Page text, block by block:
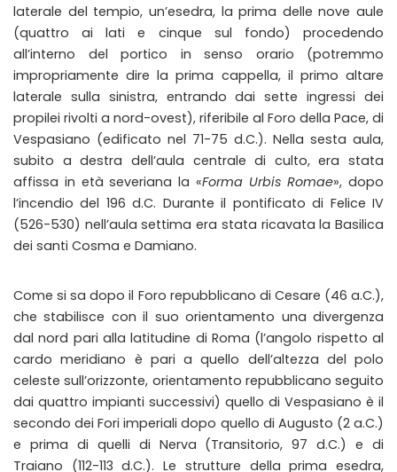
laterale del tempio, un’esedra, la prima delle nove aule
(quattro ai lati e cinque sul fondo) procedendo
all’interno del portico in senso orario (potremmo
impropriamente dire la prima cappella, il primo altare
laterale sulla sinistra, entrando dai sette ingressi dei
propilei rivolti a nord-ovest), riferibile al Foro della Pace, di
Vespasiano (edificato nel 71-75 d.C.). Nella sesta aula,
subito a destra dell’aula centrale di culto, era stata
affissa in età severiana la «Forma Urbis Romae», dopo
l’incendio del 196 d.C. Durante il pontificato di Felice IV
(526-530) nell’aula settima era stata ricavata la Basilica
dei santi Cosma e Damiano.
Come si sa dopo il Foro repubblicano di Cesare (46 a.C.),
che stabilisce con il suo orientamento una divergenza
dal nord pari alla latitudine di Roma (l’angolo rispetto al
cardo meridiano è pari a quello dell’altezza del polo
celeste sull’orizzonte, orientamento repubblicano seguito
dai quattro impianti successivi) quello di Vespasiano è il
secondo dei Fori imperiali dopo quello di Augusto (2 a.C.)
e prima di quelli di Nerva (Transitorio, 97 d.C.) e di
Traiano (112-113 d.C.). Le strutture della prima esedra,